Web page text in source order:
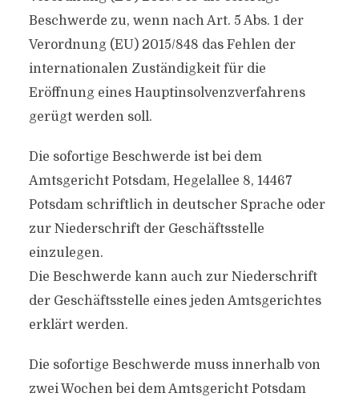
Beschwerde zu, wenn nach Art. 5 Abs. 1 der
Verordnung (EU) 2015/848 das Fehlen der
internationalen Zuständigkeit für die
Eröffnung eines Hauptinsolvenzverfahrens
gerügt werden soll.
Die sofortige Beschwerde ist bei dem
Amtsgericht Potsdam, Hegelallee 8, 14467
Potsdam schriftlich in deutscher Sprache oder
zur Niederschrift der Geschäftsstelle
einzulegen.
Die Beschwerde kann auch zur Niederschrift
der Geschäftsstelle eines jeden Amtsgerichtes
erklärt werden.
Die sofortige Beschwerde muss innerhalb von
zwei Wochen bei dem Amtsgericht Potsdam